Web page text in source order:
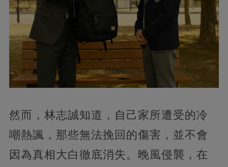
然而，林志誠知道，自己家所遭受的冷
嘲熱諷，那些無法挽回的傷害，並不會
因為真相大白徹底消失。晚風侵襲，在